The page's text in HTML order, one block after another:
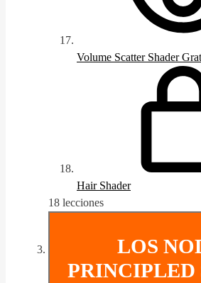
Volume Scatter Shader
Hair Shader
18 lecciones
LOS
PRINCIPLED